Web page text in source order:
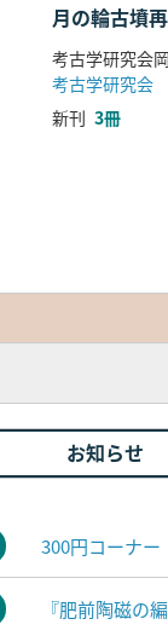
月の輪古墳
考古学研究会
考古学研究会
新刊 3冊
お知らせ
300円コーナ
『肥前陶磁の